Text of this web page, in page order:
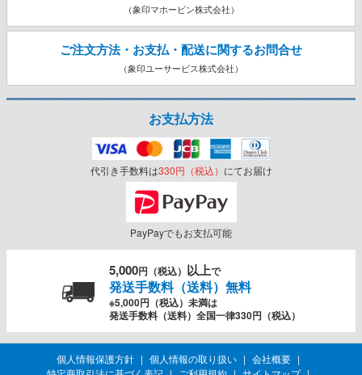
（象印マホービン株式会社）
ご注文方法・お支払・配送に関するお問合せ
（象印ユーサービス株式会社）
お支払方法
代引き手数料は330円（税込） にてお届け
PayPayでもお支払可能
5,000円（税込） 以上で
発送手数料（送料）無料
※5,000円（税込）未満は
発送手数料（送料）全国一律330円（税込）
個人情報保護方針 個人情報の取り扱い
会社概要